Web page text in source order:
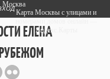
ЕЛЕНА
автора
Москва
Карта Москвы с улицами и
Яндекс.Карты